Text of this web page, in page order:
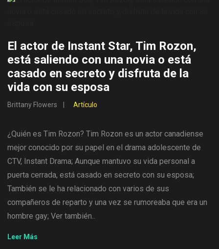
El actor de Instant Star, Tim Rozon,
está saliendo con una novia o está
casado en secreto y disfruta de la
vida con su esposa
Brittany Flowers Artículo
¿Quién es Tim Rozon? Tim Rozon es un actor canadiense
mejor conocido por su papel en el drama adolescente de
CTV, Instant Drama; Aunque mantuvo su vida personal a
puerta cerrada, está casado en secreto con su esposa;
También se le ha relacionado con varios de sus
compañeros de reparto y una vez se rumoreaba que era un
hombre gay; Ver también..
Leer Más